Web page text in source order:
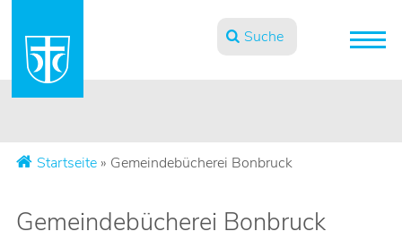
Suche
Startseite» Gemeindebücherei Bonbruck
Gemeindebücherei Bonbruck